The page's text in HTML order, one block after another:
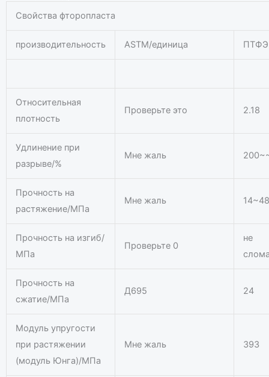
Свойства фторопласта
производительность ASTM/единица ПТФЭ
Относительная
плотность
Проверьте это 2.18
Удлинение при
разрыве/%
Мне жаль
Прочность на
растяжение/МПа
Мне жаль 14~48
Прочность на изгиб/
МПа
Проверьте 0
не
Прочность на
сжатие/МПа
Д695 24
Модуль упругости
при растяжении
(модуль Юнга)/МПа
Мне жаль 393